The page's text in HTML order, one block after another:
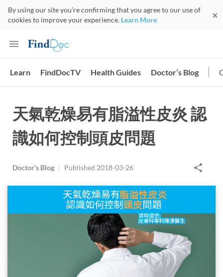
By using our site you’re confirming that you agree to our use of
cookies to improve your experience. Learn More
Learn FindDocTV Health Guides Doctor’s Blog
天氣乾燥易有脂溢性皮炎 認
識如何控制頭皮問題
Doctor's Blog | Published 2018-03-26